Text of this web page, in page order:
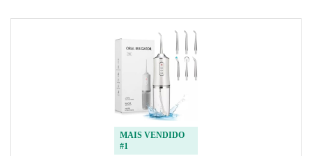
MAIS VENDIDO
#1